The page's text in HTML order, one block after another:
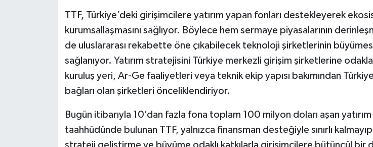
TTF, Türkiye’deki girişimcilere yatırım yapan fonları destekleyerek
kurumsallaşmasını sağlıyor. Böylece hem sermaye piyasalarının
de uluslararası rekabette öne çıkabilecek teknoloji şirketlerinin
sağlanıyor. Yatırım stratejisini Türkiye merkezli girişim şirketlerine
kuruluş yeri, Ar-Ge faaliyetleri veya teknik ekip yapısı bakımından
bağları olan şirketleri önceliklendiriyor.
Bugün itibarıyla 10’dan fazla fona toplam 100 milyon doları aşan yatırım
taahhüdünde bulunan TTF, yalnızca finansman desteğiyle sınırlı